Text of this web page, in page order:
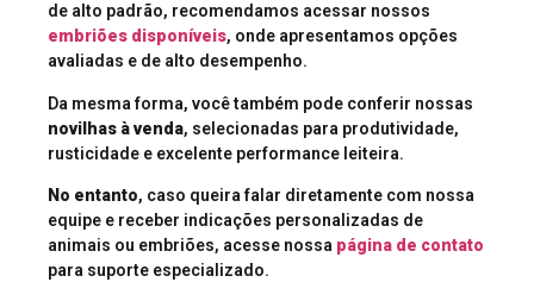
de alto padrão, recomendamos acessar nossos
embriões disponíveis, onde apresentamos opções
avaliadas e de alto desempenho.
Da mesma forma, você também pode conferir nossas
novilhas à venda, selecionadas para produtividade,
rusticidade e excelente performance leiteira.
No entanto, caso queira falar diretamente com nossa
equipe e receber indicações personalizadas de
animais ou embriões, acesse nossa página de contato
para suporte especializado.